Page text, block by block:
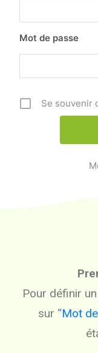
Mot de passe
Se souvenir
Pour définir
sur “Mot